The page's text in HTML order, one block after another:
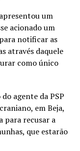
um
acionado um
notificar as
através daquele
como único
agente da PSP
em Beja,
para recusar a
que estarão